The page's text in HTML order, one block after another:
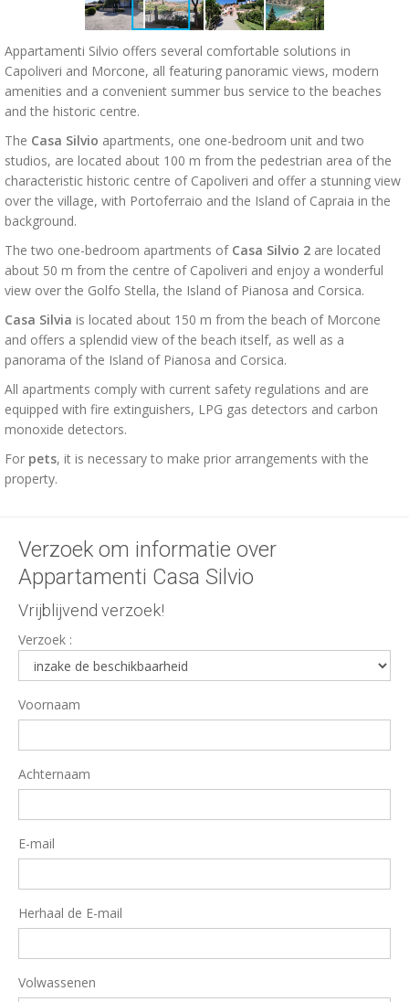
Appartamenti Silvio offers several comfortable solutions in
Capoliveri and Morcone, all featuring panoramic views, modern
amenities and a convenient summer bus service to the beaches
and the historic centre.
The Casa Silvio apartments, one one-bedroom unit and two
studios, are located about 100 m from the pedestrian area of the
characteristic historic centre of Capoliveri and offer a stunning view
over the village, with Portoferraio and the Island of Capraia in the
background.
The two one-bedroom apartments of Casa Silvio 2 are located
about 50 m from the centre of Capoliveri and enjoy a wonderful
view over the Golfo Stella, the Island of Pianosa and Corsica.
Casa Silvia is located about 150 m from the beach of Morcone
and offers a splendid view of the beach itself, as well as a
panorama of the Island of Pianosa and Corsica.
All apartments comply with current safety regulations and are
equipped with fire extinguishers, LPG gas detectors and carbon
monoxide detectors.
For pets, it is necessary to make prior arrangements with the
property.
Verzoek om informatie over
Appartamenti Casa Silvio
Vrijblijvend verzoek!
Verzoek :
Voornaam
Achternaam
E-mail
Herhaal de E-mail
Volwassenen